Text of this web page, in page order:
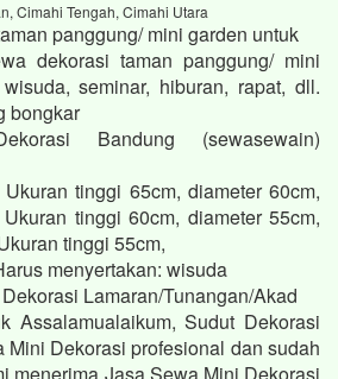
Cimahi Tengah, Cimahi Utara
panggung/ mini garden untuk
dekorasi taman panggung/ mini
seminar, hiburan, rapat, dll.
bongkar
Bandung (sewasewain)
tinggi 65cm, diameter 60cm,
tinggi 60cm, diameter 55cm,
tinggi 55cm,
menyertakan: wisuda
Lamaran/Tunangan/Akad
Assalamualaikum, Sudut Dekorasi
Mini Dekorasi profesional dan sudah